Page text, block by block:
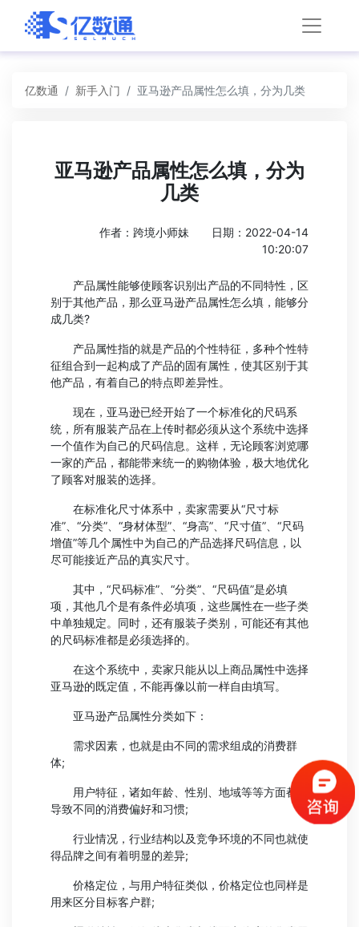
亿数通 新手入门 亚马逊产品属性怎么填，分为几类
亚马逊产品属性怎么填，分为
几类
作者：跨境小师妹
日期：2022-04-14
10:20:07
产品属性能够使顾客识别出产品的不同特性，区
别于其他产品，那么亚马逊产品属性怎么填，能够分
成几类?
产品属性指的就是产品的个性特征，多种个性特
征组合到一起构成了产品的固有属性，使其区别于其
他产品，有着自己的特点即差异性。
现在，亚马逊已经开始了一个标准化的尺码系
统，所有服装产品在上传时都必须从这个系统中选择
一个值作为自己的尺码信息。这样，无论顾客浏览哪
一家的产品，都能带来统一的购物体验，极大地优化
了顾客对服装的选择。
在标准化尺寸体系中，卖家需要从“尺寸标
准”、“分类”、“身材体型”、“身高”、“尺寸值”、“尺码
增值”等几个属性中为自己的产品选择尺码信息，以
尽可能接近产品的真实尺寸。
其中，“尺码标准”、“分类”、“尺码值”是必填
项，其他几个是有条件必填项，这些属性在一些子类
中单独规定。同时，还有服装子类别，可能还有其他
的尺码标准都是必须选择的。
在这个系统中，卖家只能从以上商品属性中选择
亚马逊的既定值，不能再像以前一样自由填写。
亚马逊产品属性分类如下：
需求因素，也就是由不同的需求组成的消费群
体;
用户特征，诸如年龄、性别、地域等等方面都会
导致不同的消费偏好和习惯;
行业情况，行业结构以及竞争环境的不同也就使
得品牌之间有着明显的差异;
价格定位，与用户特征类似，价格定位也同样是
用来区分目标客户群;